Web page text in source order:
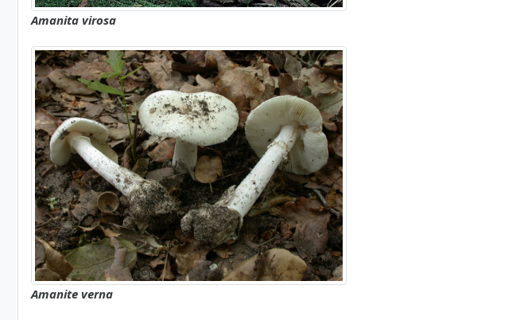
Amanita virosa
Amanite verna